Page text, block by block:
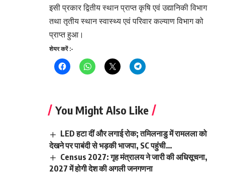
इसी प्रकार द्वितीय स्थान प्राप्त कृषि एवं उद्यानिकी विभाग
तथा तृतीय स्थान स्वास्थ्य एवं परिवार कल्याण विभाग को
प्राप्त हुआ।
शेयर करें :-
You Might Also Like
LED हटा दीं और लगाई रोक; तमिलनाडु में रामलला को
देखने पर पाबंदी से भड़की भाजपा, SC पहुंची…
Census 2027: गृह मंत्रालय ने जारी की अधिसूचना,
2027 में होगी देश की अगली जनगणना